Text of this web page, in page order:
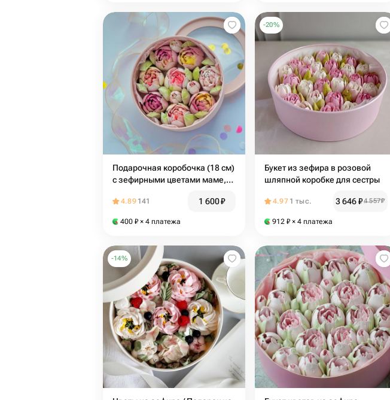
Подарочная коробочка (18 см)
с зефирными цветами маме,
4.89 141 1 600₽
400 ₽ × 4 платежа
-20%
Букет из зефира в розовой
шляпной коробке для сестры
4.97 1 тыс. 3 646₽4 557₽
912 ₽ × 4 платежа
-14%